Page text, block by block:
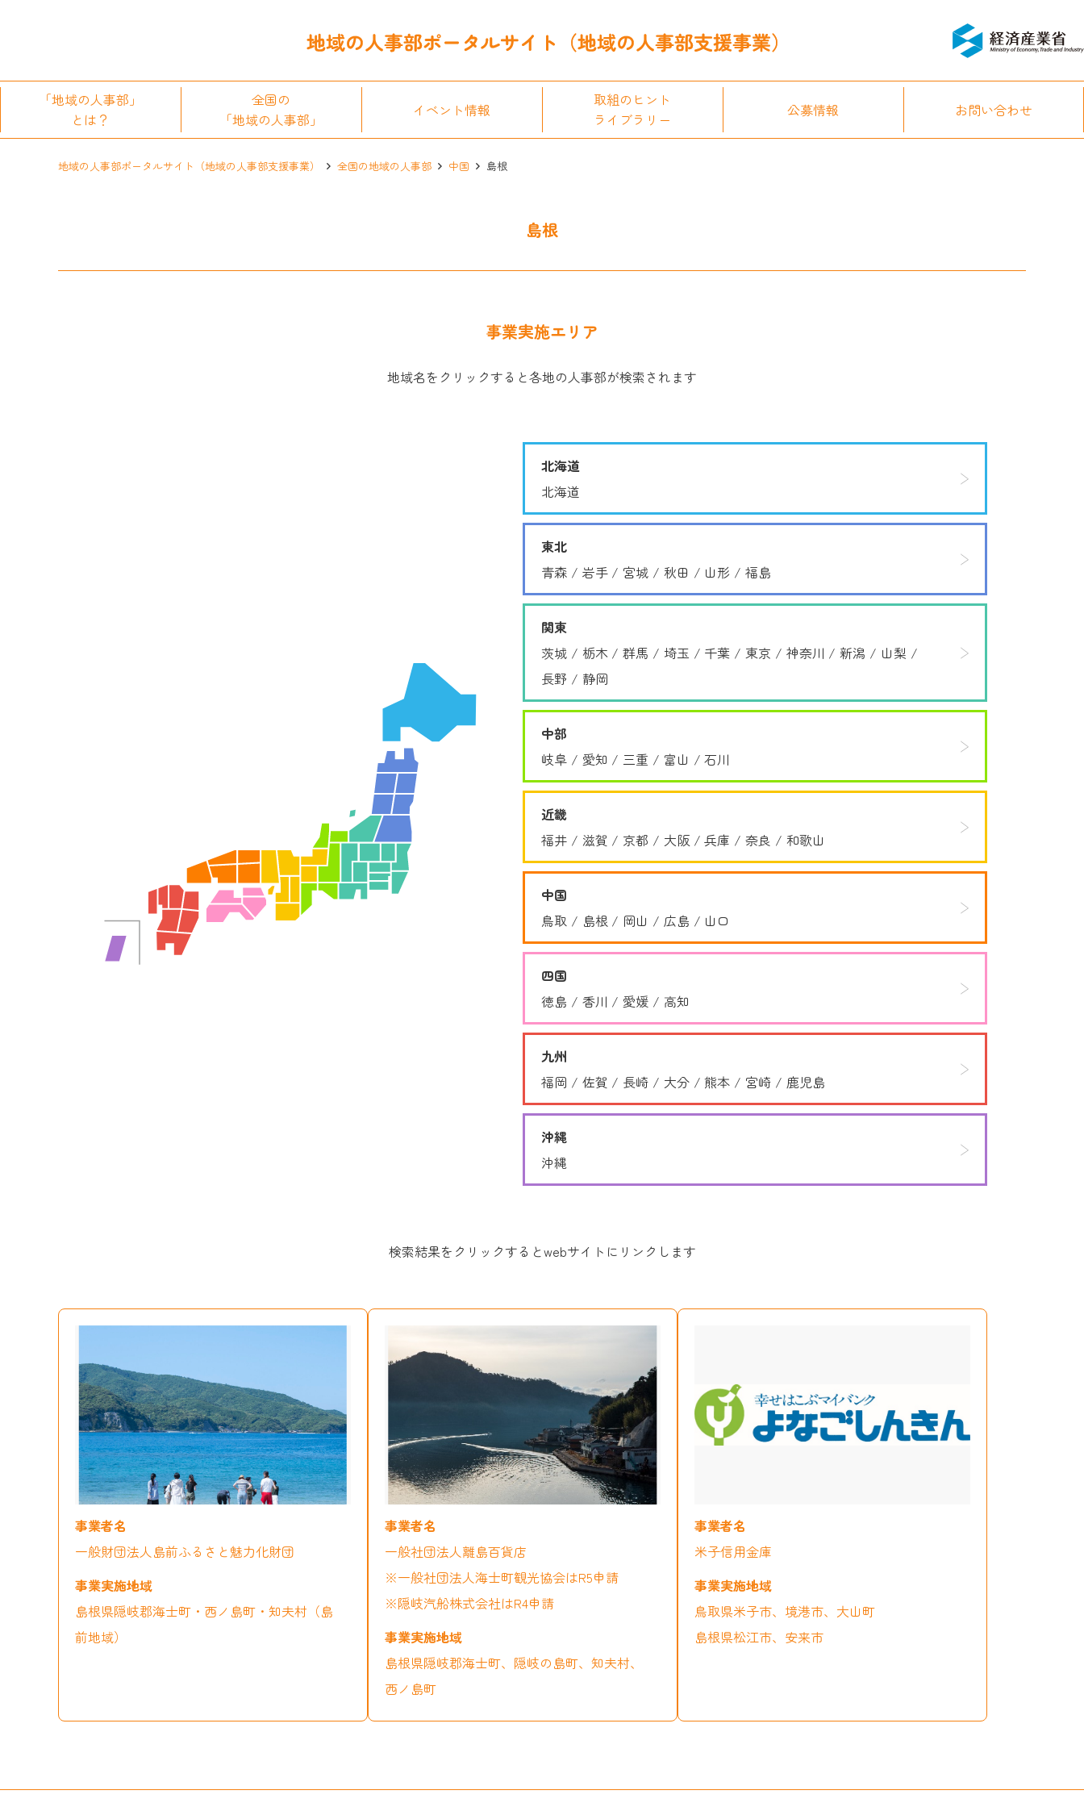
「地域の人事部」
とは？
全国の
「地域の人事部」
イベント情報
取組のヒント
ライブラリー
公募情報 お問い合わせ
地域の人事部ポータルサイト（地域の人事部支援事業） 全国の地域の人事部 中国 島根
島根
事業実施エリア
地域名をクリックすると各地の人事部が検索されます
北海道
北海道
東北
青森
岩手 宮城 秋田 山形 福島
関東
茨城
栃木 群馬 埼玉 千葉 東京 神奈川 新潟
山梨
長野
静岡
中部
岐阜
愛知 三重 富山 石川
近畿
福井
滋賀 京都 大阪 兵庫 奈良 和歌山
中国
鳥取
島根 岡山 広島 山口
四国
徳島
香川 愛媛 高知
九州
福岡
佐賀 長崎 大分 熊本 宮崎 鹿児島
沖縄
沖縄
検索結果をクリックするとwebサイトにリンクします
一般財団法人島前ふるさと魅力化財団
島根県隠岐郡海士町・西ノ島町・知夫村（島
前地域）
一般社団法人離島百貨店
※一般社団法人海士町観光協会はR5申請
※隠岐汽船株式会社はR4申請
島根県隠岐郡海士町、隠岐の島町、知夫村、
西ノ島町
米子信用金庫
鳥取県米子市、境港市、大山町
島根県松江市、安来市